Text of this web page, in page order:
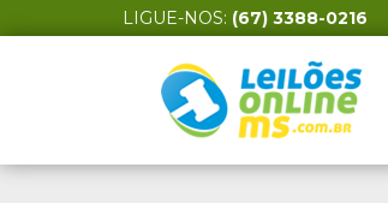
LIGUE-NOS: (67) 3388-0216